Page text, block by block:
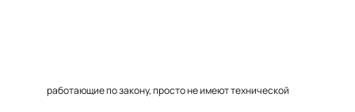
работающие по закону, просто не имеют технической